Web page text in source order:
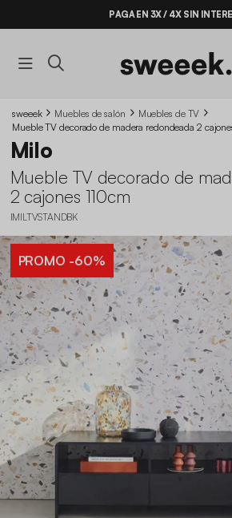
PAGA EN 3X / 4X SIN
sweeek Muebles de salón
Muebles de TV
Mueble TV decorado de madera redondeada 2
Milo
Mueble TV decorado de
2 cajones 110cm
IMILTVSTANDBK
PROMO -60%